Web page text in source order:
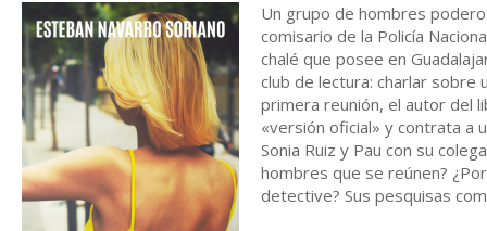
Un grupo de hombres
comisario de la Policía
chalé que posee en
club de lectura: charlar sobre
primera reunión, el autor del
«versión oficial» y contrata a
Sonia Ruiz y Pau con su
hombres que se reúnen?
detective? Sus pesquisas